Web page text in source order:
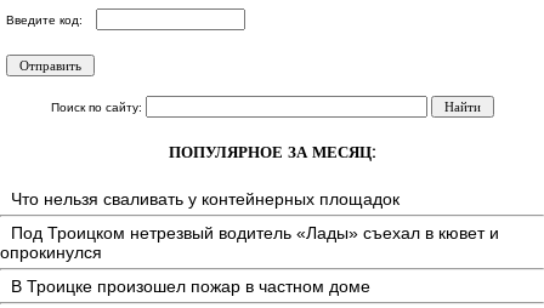
Введите код:
Поиск по сайту:
ПОПУЛЯРНОЕ ЗА МЕСЯЦ:
Что нельзя сваливать у контейнерных площадок
Под Троицком нетрезвый водитель «Лады» съехал в кювет и
опрокинулся
В Троицке произошел пожар в частном доме